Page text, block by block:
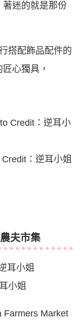
迷的就是那份
搭配飾品配件的
心獨具，
：逆耳小姐
夫市集
小姐
Farmers Market